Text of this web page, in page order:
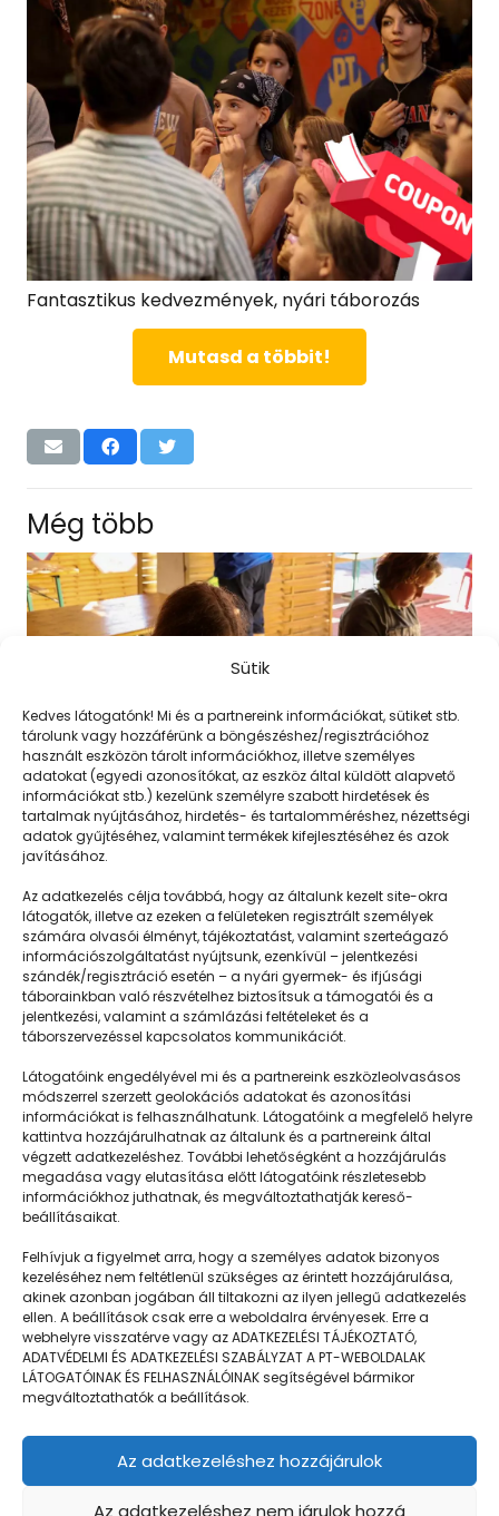
Sütik
Kedves látogatónk! Mi és a partnereink információkat, sütiket stb.
tárolunk vagy hozzáférünk a böngészéshez/regisztrációhoz
használt eszközön tárolt információkhoz, illetve személyes
adatokat (egyedi azonosítókat, az eszköz által küldött alapvető
információkat stb.) kezelünk személyre szabott hirdetések és
tartalmak nyújtásához, hirdetés- és tartalomméréshez, nézettségi
adatok gyűjtéséhez, valamint termékek kifejlesztéséhez és azok
javításához.
Az adatkezelés célja továbbá, hogy az általunk kezelt site-okra
látogatók, illetve az ezeken a felületeken regisztrált személyek
számára olvasói élményt, tájékoztatást, valamint szerteágazó
információszolgáltatást nyújtsunk, ezenkívül – jelentkezési
szándék/regisztráció esetén – a nyári gyermek- és ifjúsági
táborainkban való részvételhez biztosítsuk a támogatói és a
jelentkezési, valamint a számlázási feltételeket és a
táborszervezéssel kapcsolatos kommunikációt.
Látogatóink engedélyével mi és a partnereink eszközleolvasásos
módszerrel szerzett geolokációs adatokat és azonosítási
információkat is felhasználhatunk. Látogatóink a megfelelő helyre
kattintva hozzájárulhatnak az általunk és a partnereink által
végzett adatkezeléshez. További lehetőségként a hozzájárulás
megadása vagy elutasítása előtt látogatóink részletesebb
információkhoz juthatnak, és megváltoztathatják kereső-
beállításaikat.
Felhívjuk a figyelmet arra, hogy a személyes adatok bizonyos
kezeléséhez nem feltétlenül szükséges az érintett hozzájárulása,
akinek azonban jogában áll tiltakozni az ilyen jellegű adatkezelés
ellen. A beállítások csak erre a weboldalra érvényesek. Erre a
webhelyre visszatérve vagy az ADATKEZELÉSI TÁJÉKOZTATÓ,
ADATVÉDELMI ÉS ADATKEZELÉSI SZABÁLYZAT A PT-WEBOLDALAK
LÁTOGATÓINAK ÉS FELHASZNÁLÓINAK segítségével bármikor
megváltoztathatók a beállítások.
Az adatkezeléshez hozzájárulok
Az adatkezeléshez nem járulok hozzá
Fantasztikus kedvezmények, nyári táborozás
Mutasd a többit!
Még több
Papírhajó készítése
Napközisgyerektábor.hu
Navigáció
Táboringer
Egyveleg
GDPR | Adatvédelmi és adatkezelési szabályzat